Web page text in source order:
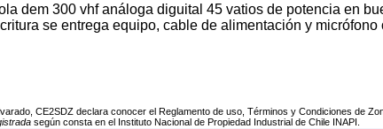
dem 300 vhf análoga diguital 45 vatios de potencia en
se entrega equipo, cable de alimentación y micrófono
CE2SDZ declara conocer el Reglamento de uso, Términos y Condiciones de
según consta en el Instituto Nacional de Propiedad Industrial de Chile INAPI.